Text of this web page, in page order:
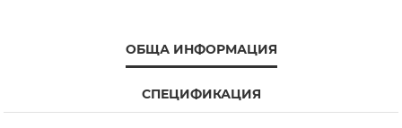
ОБЩА ИНФОРМАЦИЯ
СПЕЦИФИКАЦИЯ